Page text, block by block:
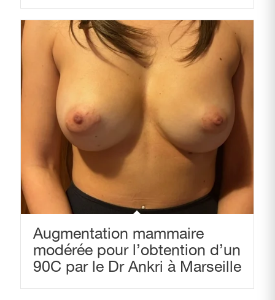
Augmentation mammaire
modérée pour l’obtention d’un
90C par le Dr Ankri à Marseille